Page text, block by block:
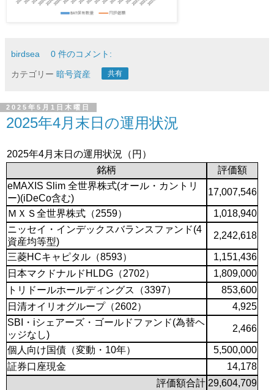
birdsea 0 件のコメント:
カテゴリー 暗号資産 共有
2025年5月1日木曜日
2025年4月末日の運用状況
2025年4月末日の運用状況（円）
銘柄
評価額
eMAXIS Slim 全世界株式(オール・カントリ
ー)(iDeCo含む)
17,007,546
ＭＸＳ全世界株式（2559）
1,018,940
ニッセイ・インデックスバランスファンド(4
資産均等型)
2,242,618
三菱HCキャピタル（8593）
1,151,436
日本マクドナルドHLDG（2702）
1,809,000
トリドールホールディングス（3397）
853,600
日清オイリオグループ（2602）
4,925
SBI・iシェアーズ・ゴールドファンド(為替ヘ
ッジなし)
2,466
個人向け国債（変動・10年）
5,500,000
証券口座現金
14,178
評価額合計 29,604,709